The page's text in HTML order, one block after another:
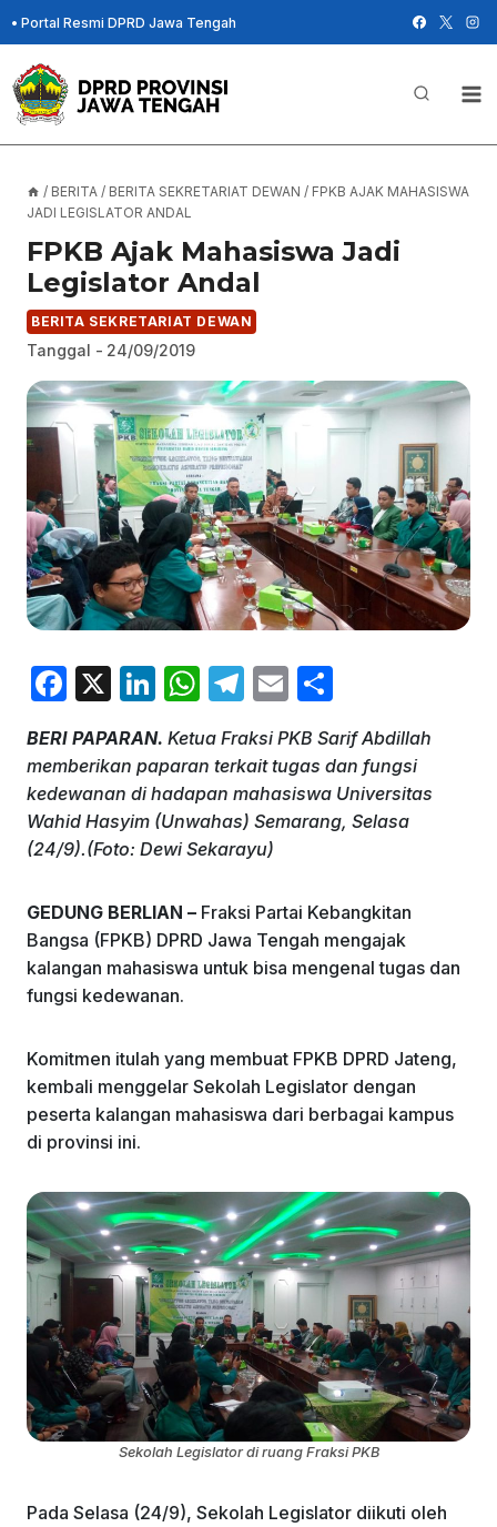
Skip
to
content
• Portal Resmi DPRD Jawa Tengah
/ BERITA / BERITA SEKRETARIAT DEWAN / FPKB AJAK MAHASISWA
JADI LEGISLATOR ANDAL
FPKB Ajak Mahasiswa Jadi
Legislator Andal
BERITA SEKRETARIAT DEWAN
Tanggal - 24/09/2019
F
c
e
b
o
o
k
X
Li
k
e
dI
n
W
at
s
A
p
p
T
e
gr
a
m
E
ai
l
ar
e
BERI PAPARAN. Ketua Fraksi PKB Sarif Abdillah
memberikan paparan terkait tugas dan fungsi
kedewanan di hadapan mahasiswa Universitas
Wahid Hasyim (Unwahas) Semarang, Selasa
(24/9).(Foto: Dewi Sekarayu)
GEDUNG BERLIAN – Fraksi Partai Kebangkitan
Bangsa (FPKB) DPRD Jawa Tengah mengajak
kalangan mahasiswa untuk bisa mengenal tugas dan
fungsi kedewanan.
Komitmen itulah yang membuat FPKB DPRD Jateng,
kembali menggelar Sekolah Legislator dengan
peserta kalangan mahasiswa dari berbagai kampus
di provinsi ini.
Sekolah Legislator di ruang Fraksi PKB
Pada Selasa (24/9), Sekolah Legislator diikuti oleh